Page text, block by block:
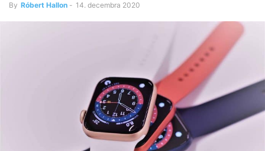
By Róbert Hallon - 14. decembra 2020